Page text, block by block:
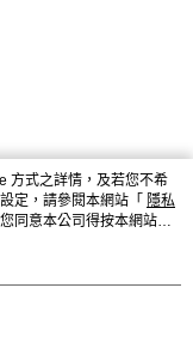
方式之詳情，及若您不希
定，請參閱本網站「 隱私
同意本公司得按本網站使